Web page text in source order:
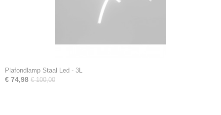
Plafondlamp Staal Led - 3L
€ 74,98 € 100,00